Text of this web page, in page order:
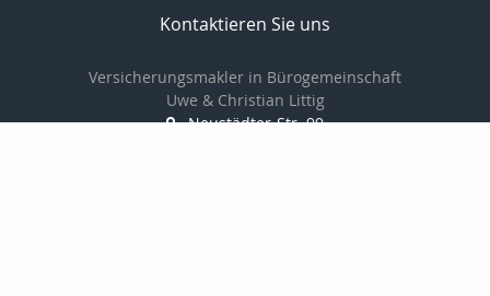
Kontaktieren Sie uns
Versicherungsmakler in Bürogemeinschaft
Uwe & Christian Littig
Neustädter-Str. 99